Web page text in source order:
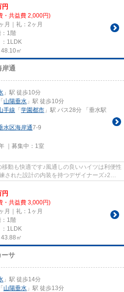
円
・共益費 2,000円)
月｜礼：2ヶ月
：1階
：1LDK
㎡
岸通
」駅 徒歩10分
「 山陽垂水 」駅 徒歩10分
手線 「 学園都市 」駅 バス28分 「垂水駅
水区海岸通7-9
｜募集中： 1室
動も快適です♪風通しの良いハイツは利便性
された設計の内装を持つデザイナーズ♪2駅
円
・共益費 3,000円)
月｜礼：1ヶ月
：1階
：1LDK
㎡
ーサ
」駅 徒歩14分
「 山陽垂水 」駅 徒歩13分